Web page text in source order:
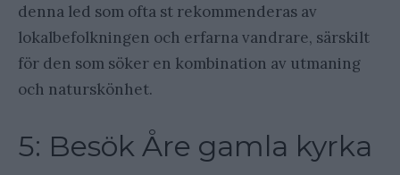
denna led som ofta st rekommenderas av
lokalbefolkningen och erfarna vandrare, särskilt
för den som söker en kombination av utmaning
och naturskönhet.
5: Besök Åre gamla kyrka